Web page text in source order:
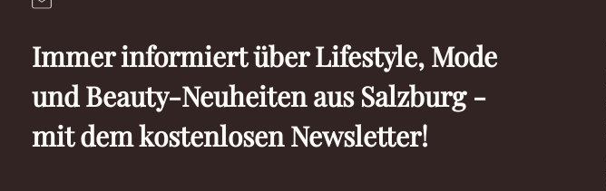
Immer informiert über Lifestyle, Mode
und Beauty-Neuheiten aus Salzburg -
mit dem kostenlosen Newsletter!